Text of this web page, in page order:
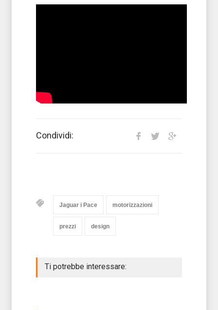
Condividi:
Jaguar i Pace motorizzazioni
prezzi design
Ti potrebbe interessare: